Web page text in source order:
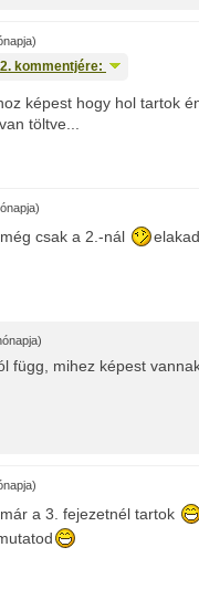
2. kommentjére:
képest hogy hol tartok
töltve...
csak a 2.-nál
függ, mihez képest
a 3. fejezetnél tartok